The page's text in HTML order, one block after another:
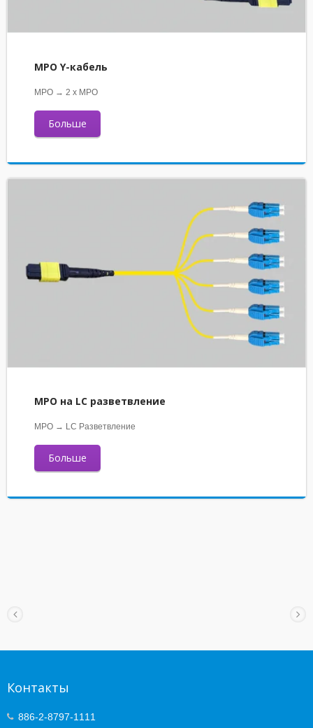
MPO Y-кабель
MPO → 2 x MPO
Больше
MPO на LC разветвление
MPO → LC Разветвление
Больше
Контакты
886-2-8797-1111